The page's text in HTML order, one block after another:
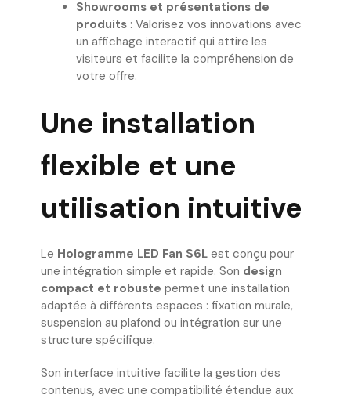
Showrooms et présentations de
produits : Valorisez vos innovations avec
un affichage interactif qui attire les
visiteurs et facilite la compréhension de
votre offre.
Une installation
flexible et une
utilisation intuitive
Le Hologramme LED Fan S6L est conçu pour
une intégration simple et rapide. Son design
compact et robuste permet une installation
adaptée à différents espaces : fixation murale,
suspension au plafond ou intégration sur une
structure spécifique.
Son interface intuitive facilite la gestion des
contenus, avec une compatibilité étendue aux